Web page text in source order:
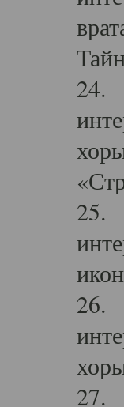
24.
25.
26.
27.